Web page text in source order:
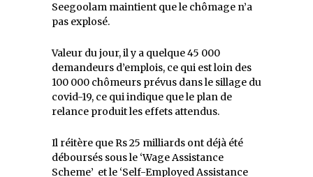
Seegoolam maintient que le chômage n’a
pas explosé.
Valeur du jour, il y a quelque 45 000
demandeurs d’emplois, ce qui est loin des
100 000 chômeurs prévus dans le sillage du
covid-19, ce qui indique que le plan de
relance produit les effets attendus.
Il réitère que Rs 25 milliards ont déjà été
déboursés sous le ‘Wage Assistance
Scheme’ et le ‘Self-Employed Assistance